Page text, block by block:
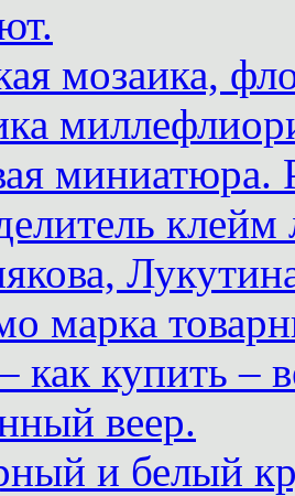
мозаика,
миниатюра.
марка
как купить –
веер.
и белый